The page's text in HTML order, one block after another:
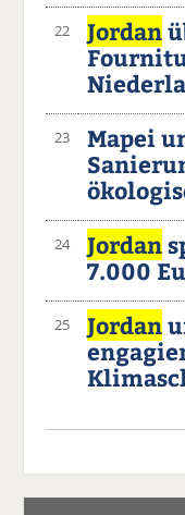
22 Jordan
23 Mapei
24 Jordan
7.000
25 Jordan